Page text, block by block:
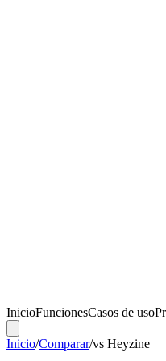
InicioFuncionesCasos de uso
Inicio/Comparar/vs Heyzine